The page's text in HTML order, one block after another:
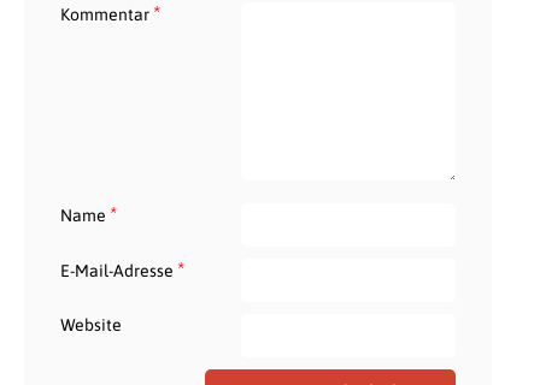
Kommentar*
Name *
E-Mail-Adresse *
Website